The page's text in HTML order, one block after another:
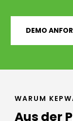
DEMO
WARUM
Aus der